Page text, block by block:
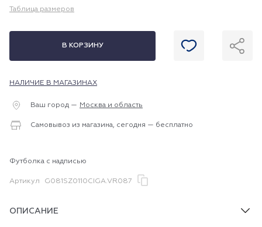
Таблица размеров
В КОРЗИНУ
НАЛИЧИЕ В МАГАЗИНАХ
Ваш город — Москва и область
Самовывоз из магазина, сегодня — бесплатно
Футболка с надписью
Артикул G081SZ0110CIGA.VR087
ОПИСАНИЕ